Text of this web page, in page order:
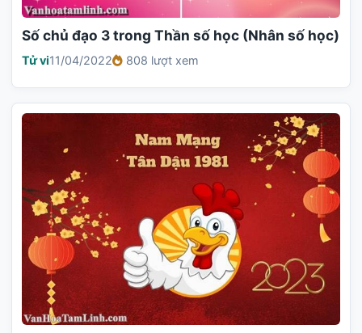
Số chủ đạo 3 trong Thần số học (Nhân số học)
Tử vi11/04/2022 808 lượt xem